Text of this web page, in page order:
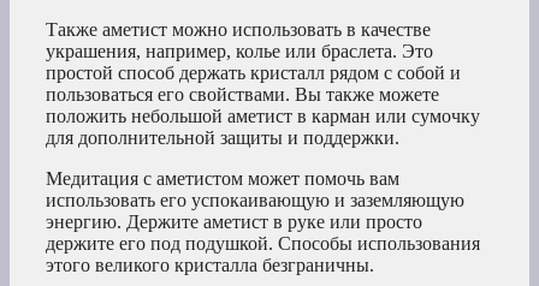
Также аметист можно использовать в качестве
украшения, например, колье или браслета. Это
простой способ держать кристалл рядом с собой и
пользоваться его свойствами. Вы также можете
положить небольшой аметист в карман или сумочку
для дополнительной защиты и поддержки.
Медитация с аметистом может помочь вам
использовать его успокаивающую и заземляющую
энергию. Держите аметист в руке или просто
держите его под подушкой. Способы использования
этого великого кристалла безграничны.